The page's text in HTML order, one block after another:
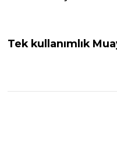
Tek kullanımlık